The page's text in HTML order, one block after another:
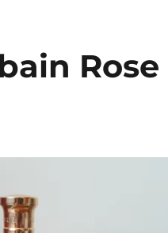
Rose